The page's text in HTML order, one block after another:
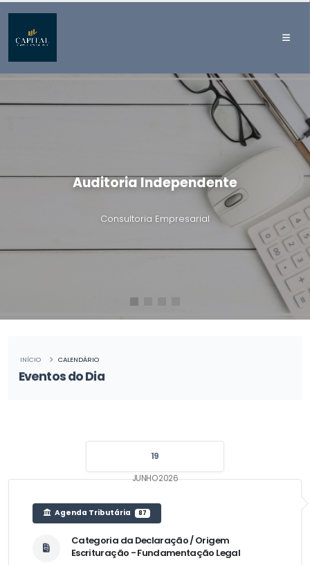
Auditoria Independente
Consultoria Empresarial
Eventos do Dia
INÍCIO CALENDÁRIO
19
JUNHO 2026
Agenda Tributária 87
Categoria da Declaração / Origem
Escrituração - Fundamentação Legal